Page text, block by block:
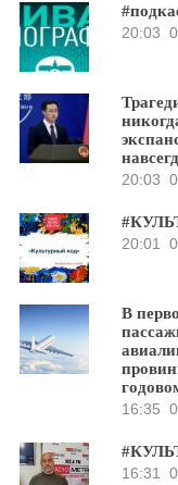
20:03
20:03
20:01
В
16:35
16:31